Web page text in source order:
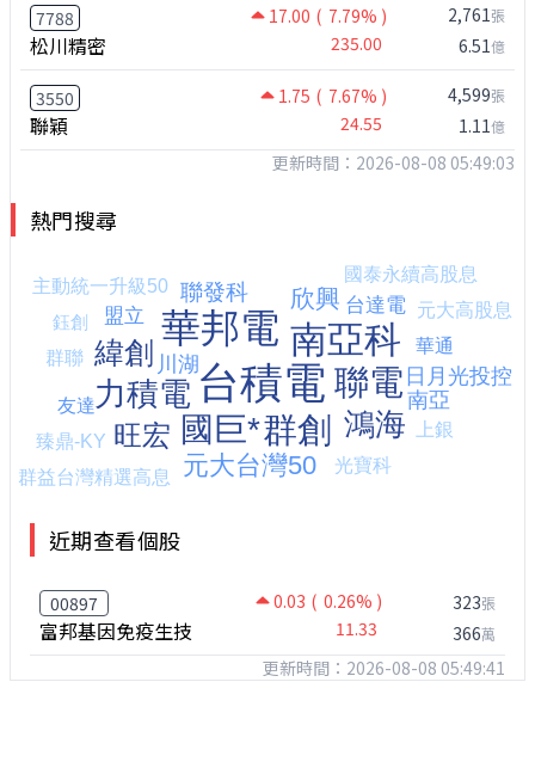
7788 17.00 ( 7.79% )
松川精密 235.00
2,761張
6.51億
3550 1.75 ( 7.67% )
聯穎 24.55
4,599張
1.11億
更新時間：2026-08-08 05:49:03
熱門搜尋
近期查看個股
00897 0.03 ( 0.26% )
富邦基因免疫生技 11.33
323張
366萬
更新時間：2026-08-08 05:49:41